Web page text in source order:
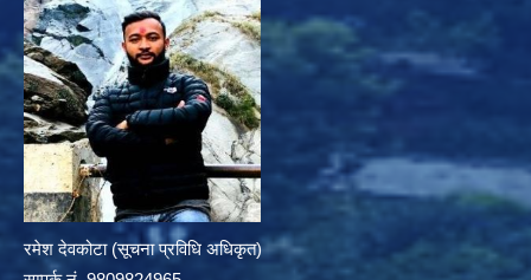
रमेश देवकोटा (सूचना प्रविधि अधिकृत)